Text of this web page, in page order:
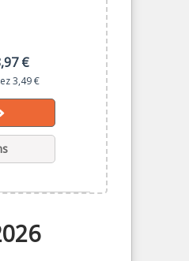
€
3,49 €